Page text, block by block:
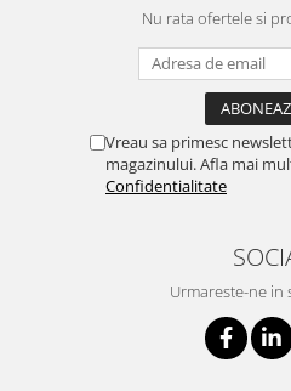
Nu rata ofertele si
Vreau sa primesc
magazinului. Afla mai
Confidentialitate
Urmareste-ne in